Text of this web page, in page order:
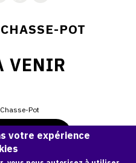
POT
VENIR
Pot
votre expérience